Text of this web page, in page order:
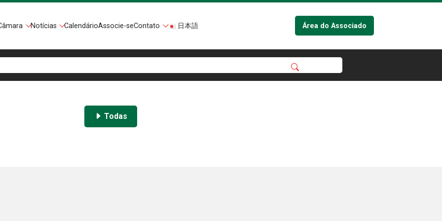
Notícias CalendárioAssocie-seContato 日本語 Área do Associado
Todas